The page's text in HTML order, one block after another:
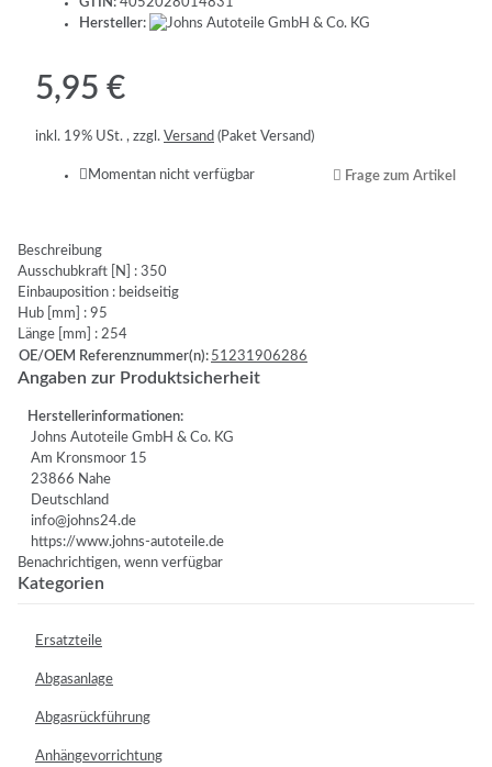
GTIN: 4052028014831
Hersteller:
5,95 €
inkl. 19% USt. , zzgl. Versand (Paket Versand)
Momentan nicht verfügbar Frage zum Artikel
Beschreibung
Ausschubkraft [N] : 350
Einbauposition : beidseitig
Hub [mm] : 95
Länge [mm] : 254
OE/OEM Referenznummer(n): 51231906286
Angaben zur Produktsicherheit
Herstellerinformationen:
Johns Autoteile GmbH & Co. KG
Am Kronsmoor 15
23866 Nahe
Deutschland
info@johns24.de
https://www.johns-autoteile.de
Benachrichtigen, wenn verfügbar
Kategorien
Ersatzteile
Abgasanlage
Abgasrückführung
Anhängevorrichtung